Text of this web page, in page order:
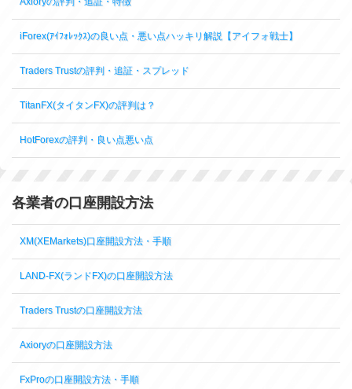
iForex(ｱｲﾌｫﾚｯｸｽ)の良い点・悪い点ハッキリ解説【アイフォ戦士】
Traders Trustの評判・追証・スプレッド
TitanFX(タイタンFX)の評判は？
HotForexの評判・良い点悪い点
各業者の口座開設方法
XM(XEMarkets)口座開設方法・手順
LAND-FX(ランドFX)の口座開設方法
Traders Trustの口座開設方法
Axioryの口座開設方法
FxProの口座開設方法・手順